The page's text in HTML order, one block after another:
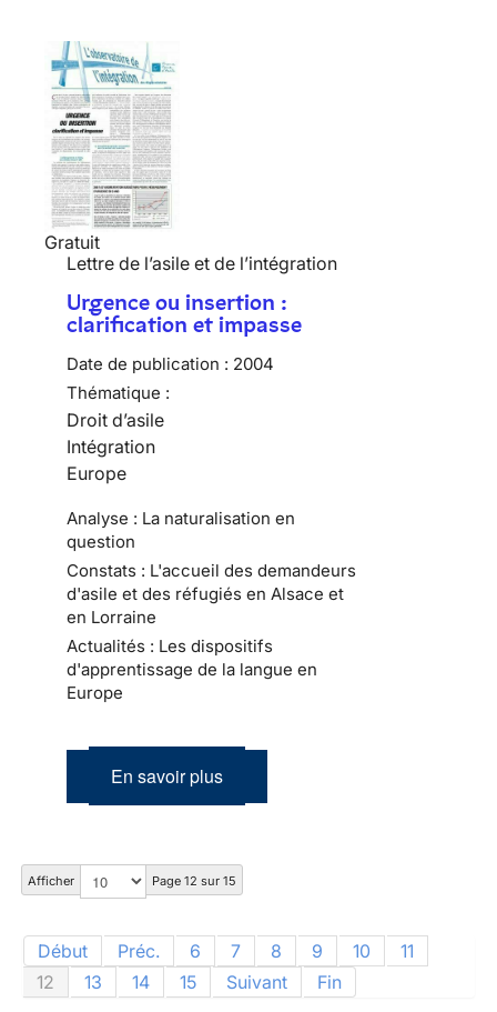
Gratuit
Lettre de l’asile et de l’intégration
Urgence ou insertion :
clarification et impasse
Date de publication : 2004
Thématique :
Droit d’asile
Intégration
Europe
Analyse : La naturalisation en
question
Constats : L'accueil des demandeurs
d'asile et des réfugiés en Alsace et
en Lorraine
Actualités : Les dispositifs
d'apprentissage de la langue en
Europe
En savoir plus
Afficher Page 12 sur 15
Début Préc. 6 7 8 9 10
11
12
13 14 15 Suivant Fin